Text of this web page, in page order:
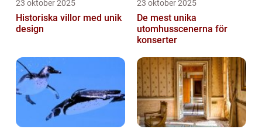
23 oktober 2025
Historiska villor med unik
design
23 oktober 2025
De mest unika
utomhusscenerna för
konserter